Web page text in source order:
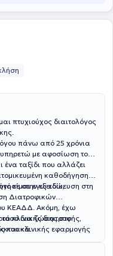
πτυχιούχος διαιτολόγος
πάνω από 25 χρόνια
με αφοσίωση τον
ταξίδι που αλλάζει
καθοδήγηση
είμαι εγώ εδώ,
στην εξειδίκευση στη
Διατροφικών
ΚΕΑΔΔ. Ακόμη, έχω
κλινικής διατροφής,
και κλινικής εφαρμογής
Μέσα από την
τόσο δια ζώσης στο